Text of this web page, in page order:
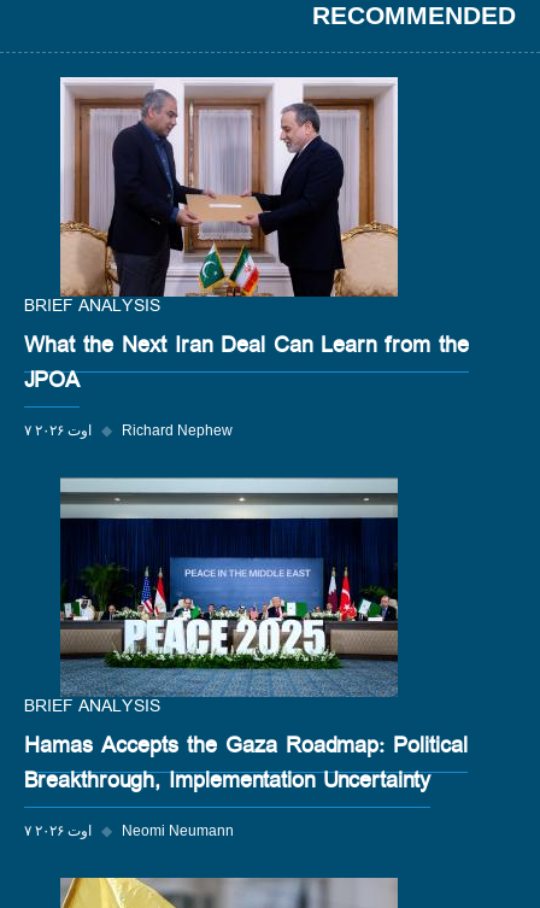
RECOMMENDED
BRIEF ANALYSIS
What the Next Iran Deal Can Learn from the
JPOA
۷ اوت ۲۰۲۶ ◆ Richard Nephew
BRIEF ANALYSIS
Hamas Accepts the Gaza Roadmap: Political
Breakthrough, Implementation Uncertainty
۷ اوت ۲۰۲۶ ◆ Neomi Neumann